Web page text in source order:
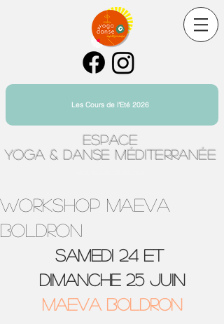
Les Cours de l'Eté 2026
Espace
Yoga & Danse Méditerranée
workshop MAEVA
BOLDRON
SAMEDI 24 ET
Dimanche 25 JUIN
MAEVA BOLDRON